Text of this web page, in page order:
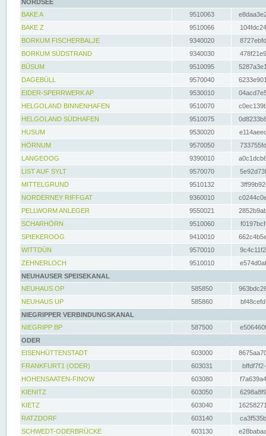
NORDSEE
BAKE A
9510063
BAKE Z
9510066
BORKUM FISCHERBALJE
9340020
BORKUM SÜDSTRAND
9340030
BÜSUM
9510095
DAGEBÜLL
9570040
EIDER-SPERRWERK AP
9530010
HELGOLAND BINNENHAFEN
9510070
HELGOLAND SÜDHAFEN
9510075
HUSUM
9530020
HÖRNUM
9570050
LANGEOOG
9390010
LIST AUF SYLT
9570070
MITTELGRUND
9510132
NORDERNEY RIFFGAT
9360010
PELLWORM ANLEGER
9550021
SCHARHÖRN
9510060
SPIEKEROOG
9410010
WITTDÜN
9570010
ZEHNERLOCH
9510010
NEUHAUSER SPEISEKANAL
NEUHAUS OP
585850
NEUHAUS UP
585860
NIEGRIPPER VERBINDUNGSKANAL
NIEGRIPP BP
587500
ODER
EISENHÜTTENSTADT
603000
FRANKFURT1 (ODER)
603031
HOHENSAATEN-FINOW
603080
KIENITZ
603050
KIETZ
603040
RATZDORF
603140
SCHWEDT-ODERBRÜCKE
603130